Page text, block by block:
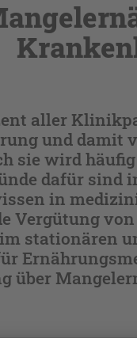
aller
und damit
sie wird
dafür sind
in
Vergütung
stationären
über